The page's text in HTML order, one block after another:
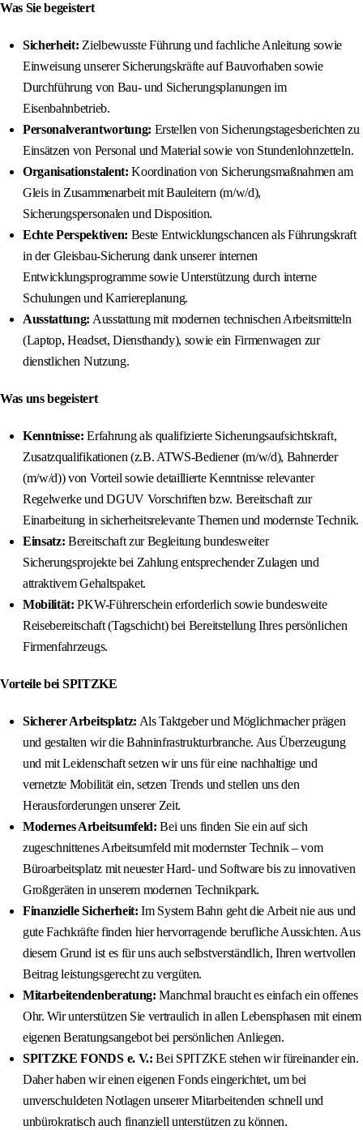
Was Sie begeistert
Sicherheit: Zielbewusste Führung und fachliche Anleitung sowie
Einweisung unserer Sicherungskräfte auf Bauvorhaben sowie
Durchführung von Bau- und Sicherungsplanungen im
Eisenbahnbetrieb.
Personalverantwortung: Erstellen von Sicherungstagesberichten zu
Einsätzen von Personal und Material sowie von Stundenlohnzetteln.
Organisationstalent: Koordination von Sicherungsmaßnahmen am
Gleis in Zusammenarbeit mit Bauleitern (m/w/d),
Sicherungspersonalen und Disposition.
Echte Perspektiven: Beste Entwicklungschancen als Führungskraft
in der Gleisbau-Sicherung dank unserer internen
Entwicklungsprogramme sowie Unterstützung durch interne
Schulungen und Karriereplanung.
Ausstattung: Ausstattung mit modernen technischen Arbeitsmitteln
(Laptop, Headset, Diensthandy), sowie ein Firmenwagen zur
dienstlichen Nutzung.
Was uns begeistert
Kenntnisse: Erfahrung als qualifizierte Sicherungsaufsichtskraft,
Zusatzqualifikationen (z.B. ATWS-Bediener (m/w/d), Bahnerder
(m/w/d)) von Vorteil sowie detaillierte Kenntnisse relevanter
Regelwerke und DGUV Vorschriften bzw. Bereitschaft zur
Einarbeitung in sicherheitsrelevante Themen und modernste Technik.
Einsatz: Bereitschaft zur Begleitung bundesweiter
Sicherungsprojekte bei Zahlung entsprechender Zulagen und
attraktivem Gehaltspaket.
Mobilität: PKW-Führerschein erforderlich sowie bundesweite
Reisebereitschaft (Tagschicht) bei Bereitstellung Ihres persönlichen
Firmenfahrzeugs.
Vorteile bei SPITZKE
Sicherer Arbeitsplatz: Als Taktgeber und Möglichmacher prägen
und gestalten wir die Bahninfrastrukturbranche. Aus Überzeugung
und mit Leidenschaft setzen wir uns für eine nachhaltige und
vernetzte Mobilität ein, setzen Trends und stellen uns den
Herausforderungen unserer Zeit.
Modernes Arbeitsumfeld: Bei uns finden Sie ein auf sich
zugeschnittenes Arbeitsumfeld mit modernster Technik – vom
Büroarbeitsplatz mit neuester Hard- und Software bis zu innovativen
Großgeräten in unserem modernen Technikpark.
Finanzielle Sicherheit: Im System Bahn geht die Arbeit nie aus und
gute Fachkräfte finden hier hervorragende berufliche Aussichten. Aus
diesem Grund ist es für uns auch selbstverständlich, Ihren wertvollen
Beitrag leistungsgerecht zu vergüten.
Mitarbeitendenberatung: Manchmal braucht es einfach ein offenes
Ohr. Wir unterstützen Sie vertraulich in allen Lebensphasen mit einem
eigenen Beratungsangebot bei persönlichen Anliegen.
SPITZKE FONDS e. V.: Bei SPITZKE stehen wir füreinander ein.
Daher haben wir einen eigenen Fonds eingerichtet, um bei
unverschuldeten Notlagen unserer Mitarbeitenden schnell und
unbürokratisch auch finanziell unterstützen zu können.